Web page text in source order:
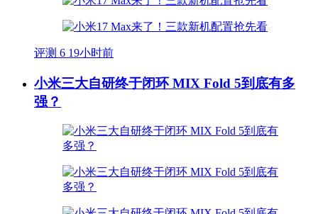
评测 6 19小时前
小米三大自研终于闭环 MIX Fold 5到底有多
强？